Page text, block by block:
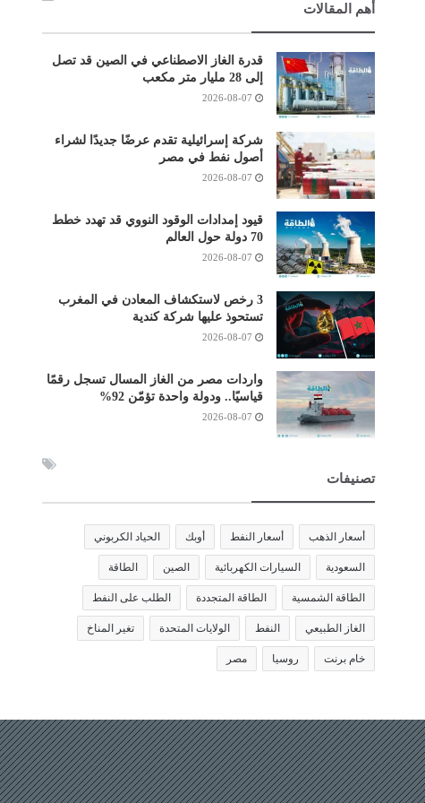
أهم المقالات
قدرة الغاز الاصطناعي في الصين قد تصل
إلى 28 مليار متر مكعب
2026-08-07
شركة إسرائيلية تقدم عرضًا جديدًا لشراء
أصول نفط في مصر
2026-08-07
قيود إمدادات الوقود النووي قد تهدد خطط
70 دولة حول العالم
2026-08-07
3 رخص لاستكشاف المعادن في المغرب
تستحوذ عليها شركة كندية
2026-08-07
واردات مصر من الغاز المسال تسجل رقمًا
قياسيًا.. ودولة واحدة تؤمّن 92%
2026-08-07
تصنيفات
أسعار الذهب أسعار النفط أوبك الحياد الكربوني
السعودية السيارات الكهربائية الصين الطاقة
الطاقة الشمسية الطاقة المتجددة الطلب على النفط
الغاز الطبيعي النفط الولايات المتحدة تغير المناخ
خام برنت روسيا مصر